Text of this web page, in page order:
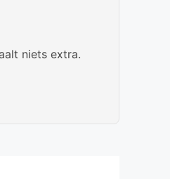
niets extra.